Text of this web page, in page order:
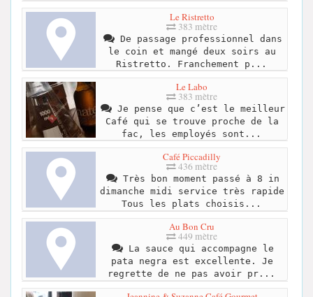
Le Ristretto
383 mètre
De passage professionnel dans
le coin et mangé deux soirs au
Ristretto. Franchement p...
Le Labo
383 mètre
Je pense que c’est le meilleur
Café qui se trouve proche de la
fac, les employés sont...
Café Piccadilly
436 mètre
Très bon moment passé à 8 in
dimanche midi service très rapide
Tous les plats choisis...
Au Bon Cru
449 mètre
La sauce qui accompagne le
pata negra est excellente. Je
regrette de ne pas avoir pr...